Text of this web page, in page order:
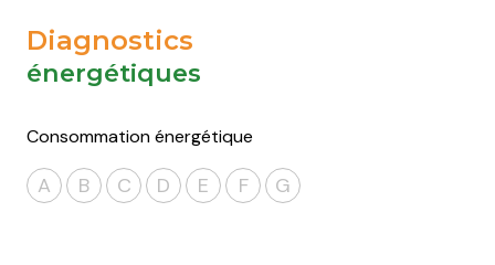
Diagnostics
énergétiques
Consommation énergétique
A B C D E F G